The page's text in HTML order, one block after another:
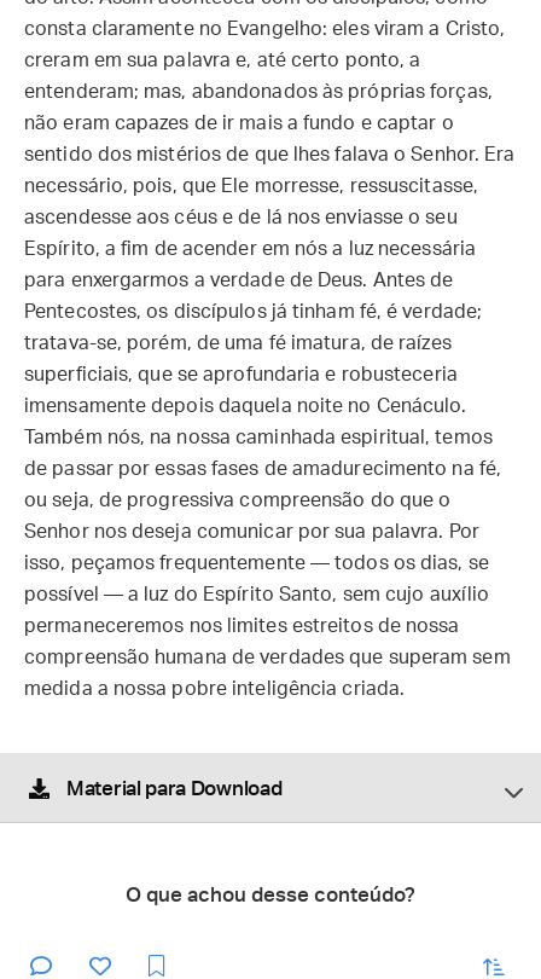
consta claramente no Evangelho: eles viram a Cristo,
creram em sua palavra e, até certo ponto, a
entenderam; mas, abandonados às próprias forças,
não eram capazes de ir mais a fundo e captar o
sentido dos mistérios de que lhes falava o Senhor. Era
necessário, pois, que Ele morresse, ressuscitasse,
ascendesse aos céus e de lá nos enviasse o seu
Espírito, a fim de acender em nós a luz necessária
para enxergarmos a verdade de Deus. Antes de
Pentecostes, os discípulos já tinham fé, é verdade;
tratava-se, porém, de uma fé imatura, de raízes
superficiais, que se aprofundaria e robusteceria
imensamente depois daquela noite no Cenáculo.
Também nós, na nossa caminhada espiritual, temos
de passar por essas fases de amadurecimento na fé,
ou seja, de progressiva compreensão do que o
Senhor nos deseja comunicar por sua palavra. Por
isso, peçamos frequentemente — todos os dias, se
possível — a luz do Espírito Santo, sem cujo auxílio
permaneceremos nos limites estreitos de nossa
compreensão humana de verdades que superam sem
medida a nossa pobre inteligência criada.
Material para Download
O que achou desse conteúdo?
enviar